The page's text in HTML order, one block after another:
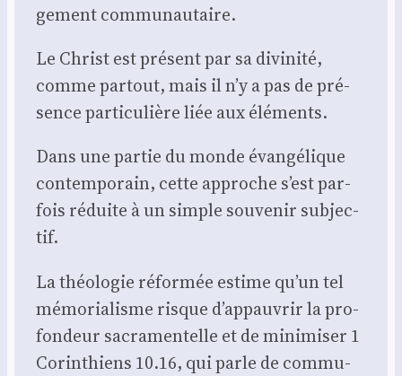
ge­ment com­mu­nau­taire.
Le Christ est pré­sent par sa divi­ni­té,
comme par­tout, mais il n’y a pas de pré­
sence par­ti­cu­lière liée aux élé­ments.
Dans une par­tie du monde évan­gé­lique
contem­po­rain, cette approche s’est par­
fois réduite à un simple sou­ve­nir sub­jec­
tif.
La théo­lo­gie réfor­mée estime qu’un tel
mémo­ria­lisme risque d’appauvrir la pro­
fon­deur sacra­men­telle et de mini­mi­ser 1
Corin­thiens 10.16, qui parle de com­mu­